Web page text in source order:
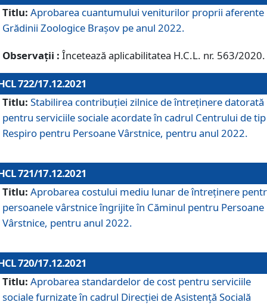
Titlu: Aprobarea cuantumului veniturilor proprii aferente
Grădinii Zoologice Braşov pe anul 2022.
Observații : Încetează aplicabilitatea H.C.L. nr. 563/2020.
722/17.12.2021
Titlu: Stabilirea contribuţiei zilnice de întreținere datorată
pentru serviciile sociale acordate în cadrul Centrului de tip
Respiro pentru Persoane Vârstnice, pentru anul 2022.
721/17.12.2021
Titlu: Aprobarea costului mediu lunar de întreţinere
persoanele vârstnice îngrijite în Căminul pentru Persoane
Vârstnice, pentru anul 2022.
720/17.12.2021
Titlu: Aprobarea standardelor de cost pentru serviciile
sociale furnizate în cadrul Direcției de Asistență Socială